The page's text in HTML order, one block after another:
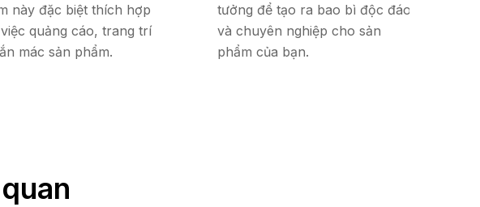
này đặc biệt thích hợp
quảng cáo, trang trí
mác sản phẩm.
tưởng để tạo ra bao bì độc đáo
và chuyên nghiệp cho sản
phẩm của bạn.